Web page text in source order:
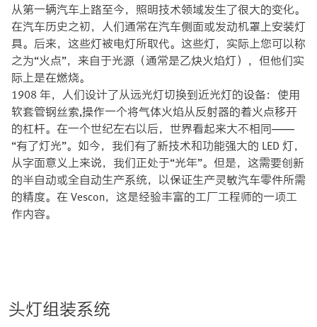
从第一辆汽车上路至今，照明技术领域发生了很大的变化。
在汽车历史之初，人们通常在汽车侧面或发动机罩上安装灯
具。后来，这些灯被电灯所取代。这些灯，实际上您可以称
之为“火点”，来自于光源（通常是乙炔火焰灯），但他们实
际上是在燃烧。
1908 年，人们设计了从远光灯切换到近光灯的设备：使用
软套管钢丝索,操作一个将气体火焰从反射器的着火点移开
的杠杆。在一个世纪左右以后，世界看起来大不相同——
“有了灯光”。如今，我们有了新技术和功能强大的 LED 灯，
从字面意义上来说，我们正处于“光年”。但是，这需要创新
的半自动或全自动生产系统，以保证生产灵敏汽车零件所需
的精度。在 Vescon，这是经验丰富的工厂工程师的一项工
作内容。
头灯组装系统